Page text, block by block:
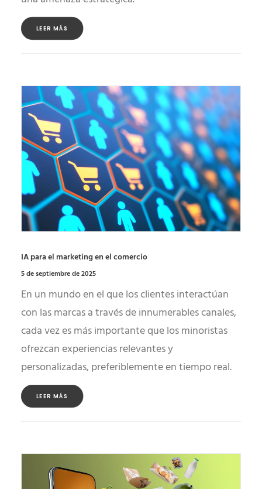
LEER MÁS
IA para el marketing en el comercio
5 de septiembre de 2025
En un mundo en el que los clientes interactúan
con las marcas a través de innumerables canales,
cada vez es más importante que los minoristas
ofrezcan experiencias relevantes y
personalizadas, preferiblemente en tiempo real.
LEER MÁS